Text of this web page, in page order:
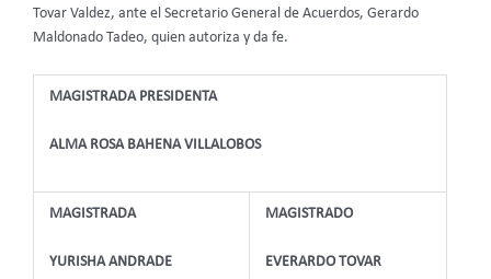
Tovar Valdez, ante el Secretario General de Acuerdos, Gerardo
Maldonado Tadeo, quien autoriza y da fe.
MAGISTRADA PRESIDENTA
ALMA ROSA BAHENA VILLALOBOS
MAGISTRADA
YURISHA ANDRADE
MAGISTRADO
EVERARDO TOVAR